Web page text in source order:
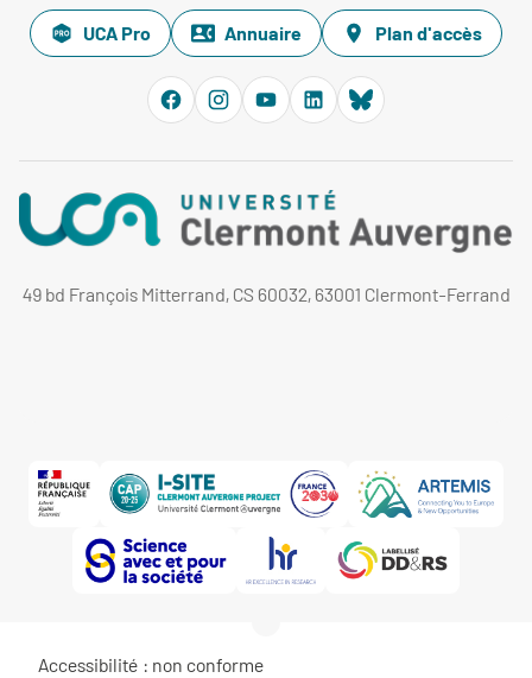
UCA Pro Annuaire Plan d'accès
49 bd François Mitterrand, CS 60032, 63001 Clermont-Ferrand
Accessibilité : non conforme